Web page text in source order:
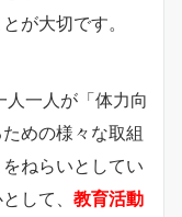
が大切です。
一人が「体力向
めの様々な取組
ねらいとしてい
して、 教育活動